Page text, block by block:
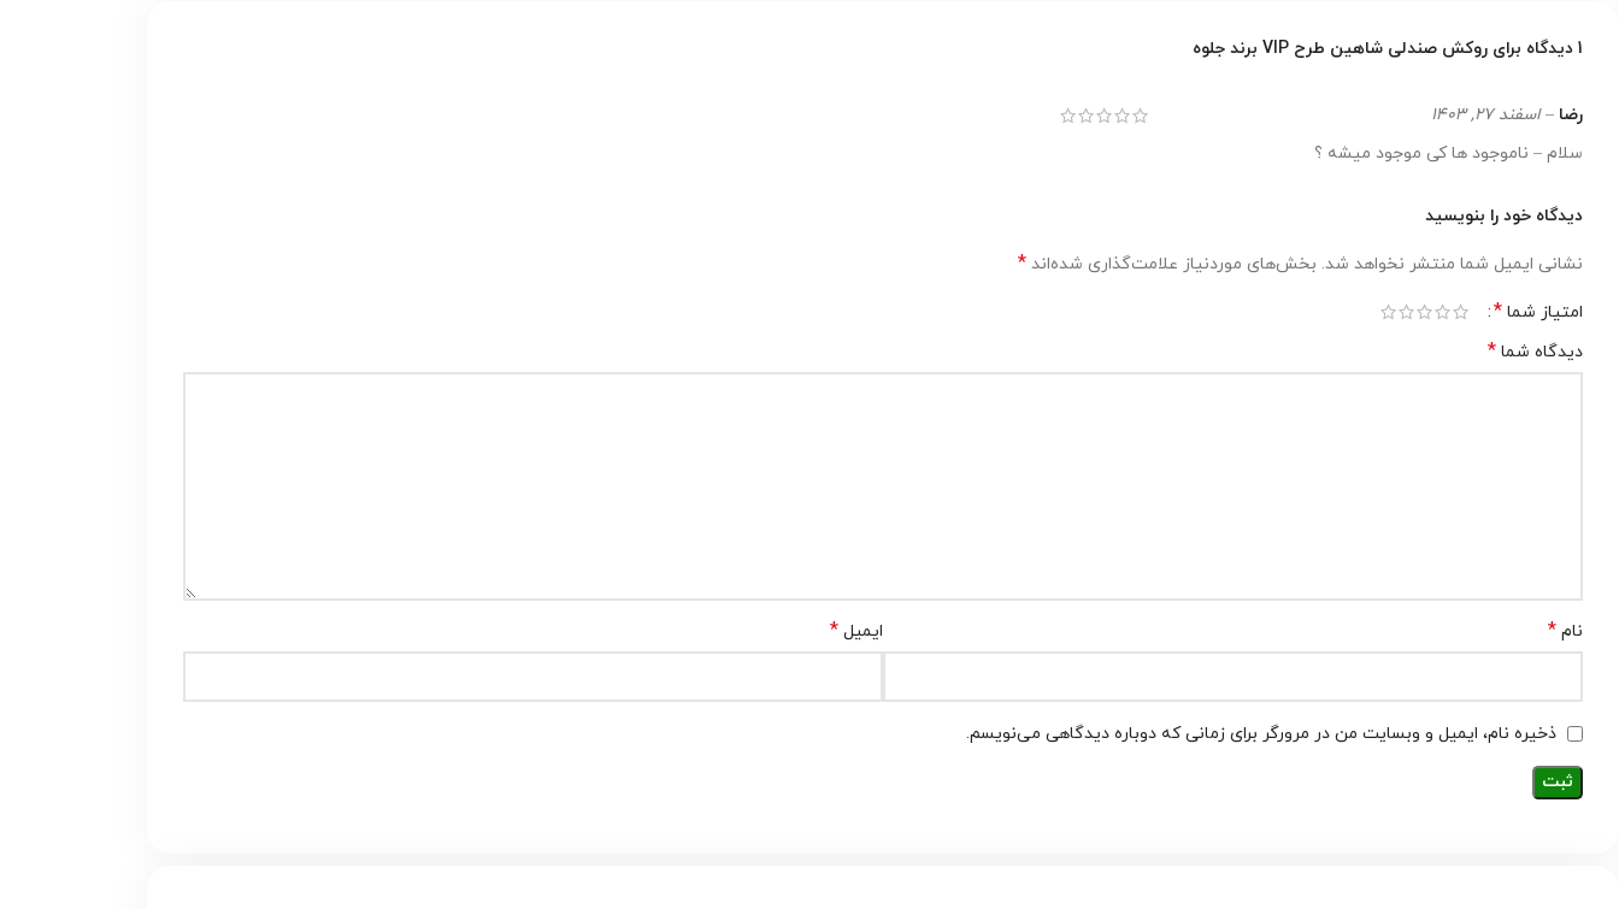
1 دیدگاه برای روکش صندلی شاهین طرح VIP برند جلوه
رضا – اسفند 27, 1403
سلام – ناموجود ها کی موجود میشه ؟
دیدگاه خود را بنویسید
نشانی ایمیل شما منتشر نخواهد شد. بخش‌های موردنیاز علامت‌گذاری شده‌اند *
امتیاز شما *
دیدگاه شما *
نام * ایمیل *
ذخیره نام، ایمیل و وبسایت من در مرورگر برای زمانی که دوباره دیدگاهی می‌نویسم.